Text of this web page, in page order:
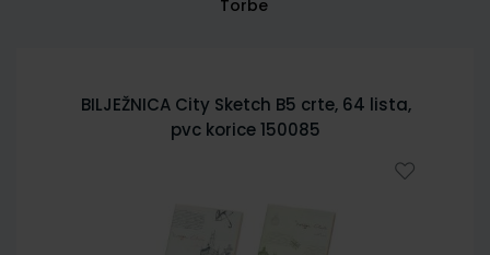
Torbe
BILJEŽNICA City Sketch B5 crte, 64 lista,
pvc korice 150085